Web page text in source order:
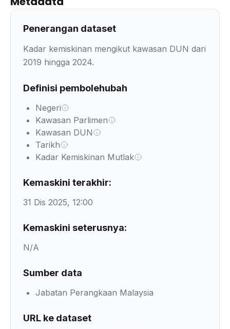
Penerangan dataset
Kadar kemiskinan mengikut kawasan DUN dari
2019 hingga 2024.
Definisi pembolehubah
Negeri
Kawasan Parlimen
Kawasan DUN
Tarikh
Kadar Kemiskinan Mutlak
Kemaskini terakhir:
31 Dis 2025, 12:00
Kemaskini seterusnya:
N/A
Sumber data
Jabatan Perangkaan Malaysia
URL ke dataset